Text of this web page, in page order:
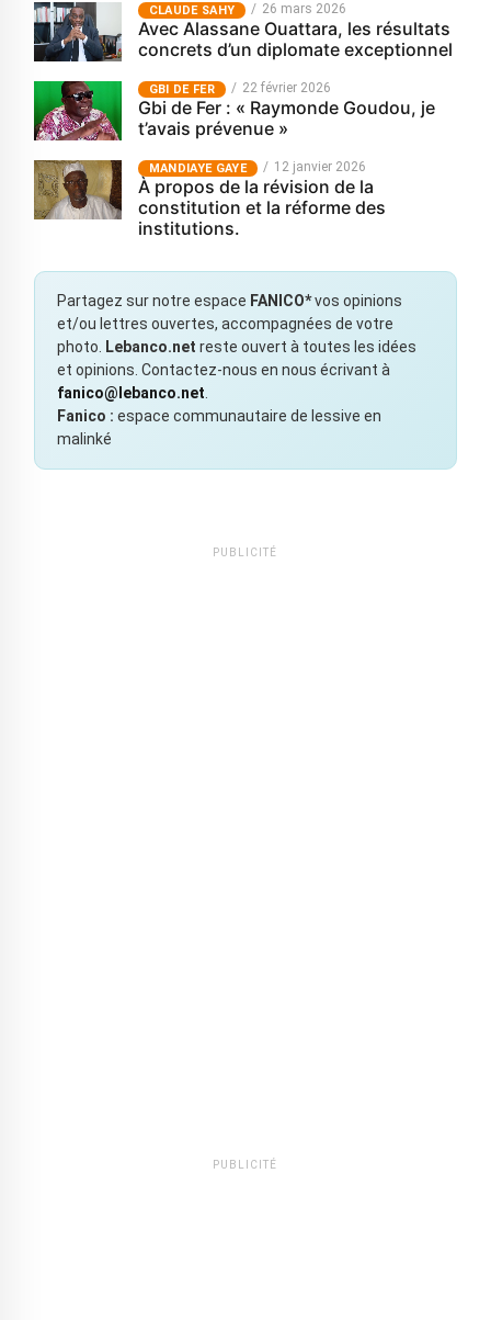
CLAUDE SAHY 26 mars 2026
Avec Alassane Ouattara, les résultats
concrets d’un diplomate exceptionnel
GBI DE FER 22 février 2026
Gbi de Fer : « Raymonde Goudou, je
t’avais prévenue »
MANDIAYE GAYE 12 janvier 2026
À propos de la révision de la
constitution et la réforme des
institutions.
Partagez sur notre espace FANICO*vos opinions
et/ou lettres ouvertes, accompagnées de votre
photo.
Lebanco.net reste ouvert à toutes les idées
et opinions. Contactez-nous en nous écrivant à
fanico@lebanco.net
Fanico : espace communautaire de lessive en
malinké
PUBLICITÉ
PUBLICITÉ